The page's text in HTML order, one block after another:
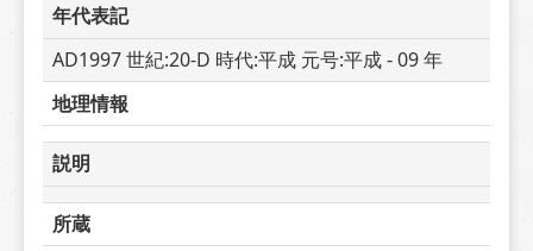
年代表記
AD1997 世紀:20-D 時代:平成 元号:平成 - 09 年
地理情報
説明
所蔵